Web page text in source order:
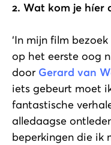
2. Wat kom je híer
‘In mijn film
op het eerste oog
door Gerard van
iets gebeurt moet
fantastische
alledaagse
beperkingen die ik